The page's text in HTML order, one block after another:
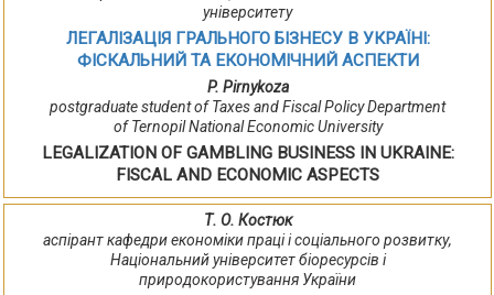
університету
ЛЕГАЛІЗАЦІЯ ГРАЛЬНОГО БІЗНЕСУ В УКРАЇНІ:
ФІСКАЛЬНИЙ ТА ЕКОНОМІЧНИЙ АСПЕКТИ
P. Pirnykoza
postgraduate student of Taxes and Fiscal Policy Department
of Ternopil National Economic University
LEGALIZATION OF GAMBLING BUSINESS IN UKRAINE:
FISCAL AND ECONOMIC ASPECTS
Т. О. Костюк
аспірант кафедри економіки праці і соціального розвитку,
Національний університет біоресурсів і
природокористування України